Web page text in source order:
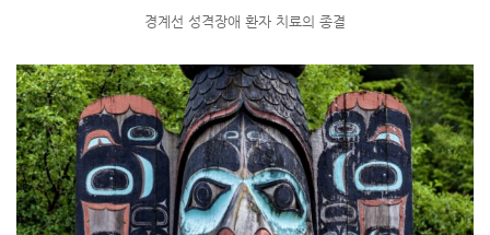
경계선 성격장애 환자 치료의 종결